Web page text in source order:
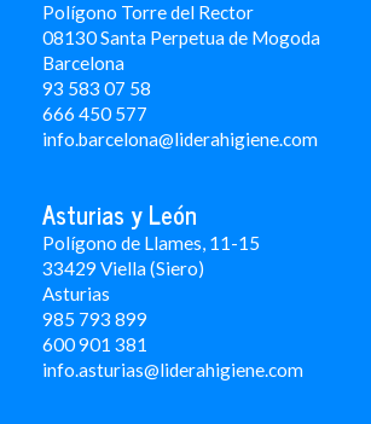
Polígono Torre del Rector
08130 Santa Perpetua de Mogoda
Barcelona
93 583 07 58
666 450 577
info.barcelona@liderahigiene.com
Asturias y León
Polígono de Llames, 11-15
33429 Viella (Siero)
Asturias
985 793 899
600 901 381
info.asturias@liderahigiene.com